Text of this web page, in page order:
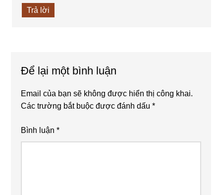
Trả lời
Để lại một bình luận
Email của bạn sẽ không được hiển thị công khai.
Các trường bắt buộc được đánh dấu*
Bình luận*